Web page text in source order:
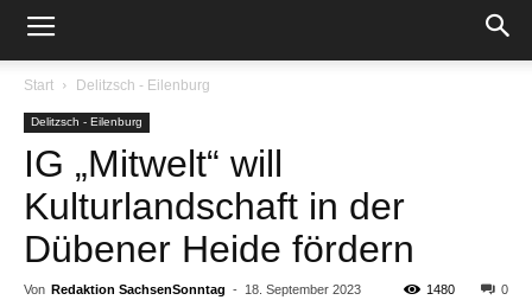
Start Delitzsch - Eilenburg
Delitzsch - Eilenburg
IG „Mitwelt“ will
Kulturlandschaft in der
Dübener Heide fördern
Von Redaktion SachsenSonntag - 18. September 2023 0
1480